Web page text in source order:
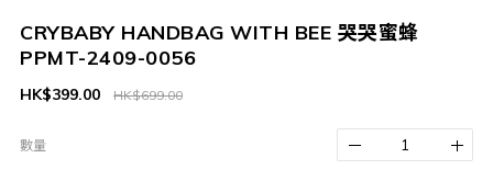
CRYBABY HANDBAG WITH BEE 哭哭蜜蜂
PPMT-2409-0056
HK$699.00
HK$399.00
數量